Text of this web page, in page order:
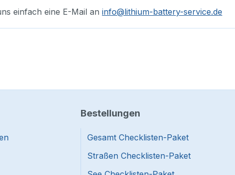
einfach eine E-Mail an info@lithium-battery-service.de
Bestellungen
Gesamt Checklisten-Paket
Straßen Checklisten-Paket